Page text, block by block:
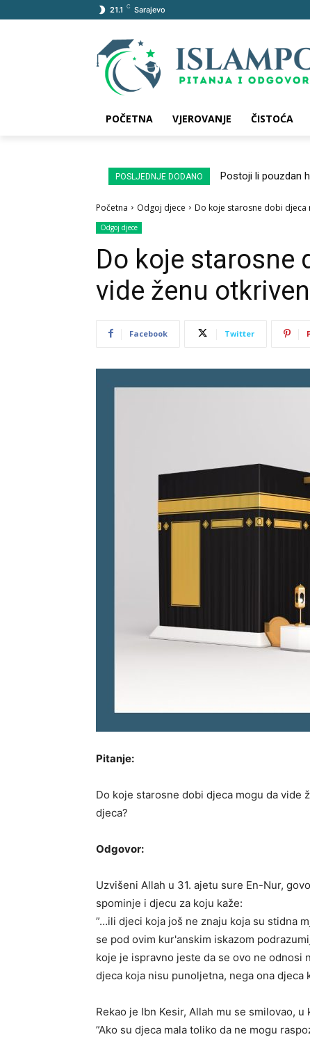
21.1 C Sarajevo
POČETNA VJEROVANJE ČISTOĆA
POSLJEDNJE DODANO Postoji li pouzdan
Početna Odgoj djece Do koje starosne dobi djeca
Odgoj djece
Do koje starosne
vide ženu
Facebook Twitter
Pitanje:
Do koje starosne dobi djeca mogu da vide
djeca?
Odgovor:
Uzvišeni Allah u 31. ajetu sure En-Nur,
spominje i djecu za koju kaže:
”…ili djeci koja još ne znaju koja su stidna
se pod ovim kur'anskim iskazom
koje je ispravno jeste da se ovo ne odnosi
djeca koja nisu punoljetna, nega ona
Rekao je Ibn Kesir, Allah mu se smilovao,
”Ako su djeca mala toliko da ne mogu